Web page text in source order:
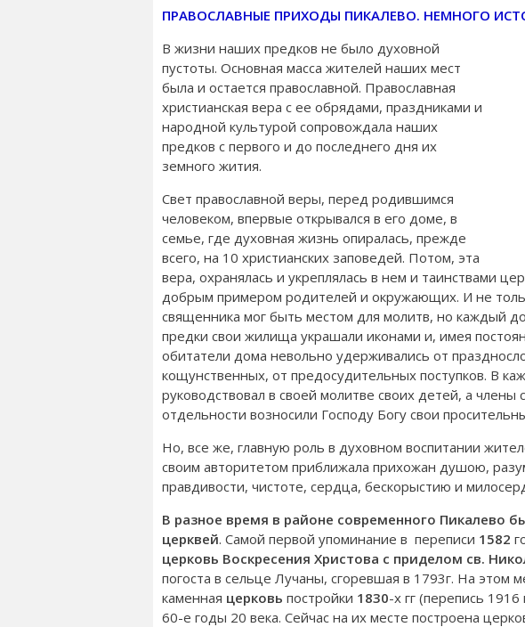
ПРАВОСЛАВНЫЕ ПРИХОДЫ ПИКАЛЕВО. НЕМНОГО
В жизни наших предков не было духовной
пустоты. Основная масса жителей наших мест
была и остается православной. Православная
христианская вера с ее обрядами, праздниками и
народной культурой сопровождала наших
предков с первого и до последнего дня их
земного жития.
Свет православной веры, перед родившимся
человеком, впервые открывался в его доме, в
семье, где духовная жизнь опиралась, прежде
всего, на 10 христианских заповедей. Потом, эта
вера, охранялась и укреплялась в нем и таинствами
добрым примером родителей и окружающих. И не
священника мог быть местом для молитв, но каждый
предки свои жилища украшали иконами и, имея
обитатели дома невольно удерживались от
кощунственных, от предосудительных поступков. В
руководствовал в своей молитве своих детей, а
отдельности возносили Господу Богу свои
Но, все же, главную роль в духовном воспитании
своим авторитетом приближала прихожан душою,
правдивости, чистоте, сердца, бескорыстию и
В разное время в районе современного Пикалево
церквей. Самой первой упоминание в переписи 1582
церковь Воскресения Христова с приделом св.
погоста в сельце Лучаны, сгоревшая в 1793г. На этом
каменная церковь постройки 1830-х гг (перепись
60-е годы 20 века. Сейчас на их месте построена